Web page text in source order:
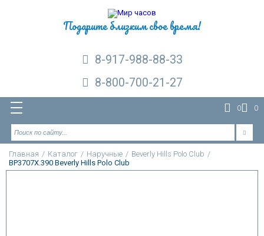
Подарите близким свое время!
8-917-988-88-33
8-800-700-21-27
0 0
Главная / Каталог / Наручные / Beverly Hills Polo Club /
BP3707X.390 Beverly Hills Polo Club